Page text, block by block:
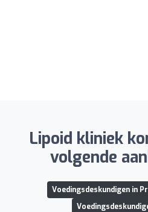
Lipoid kliniek
volgende
Voedingsdeskundigen in